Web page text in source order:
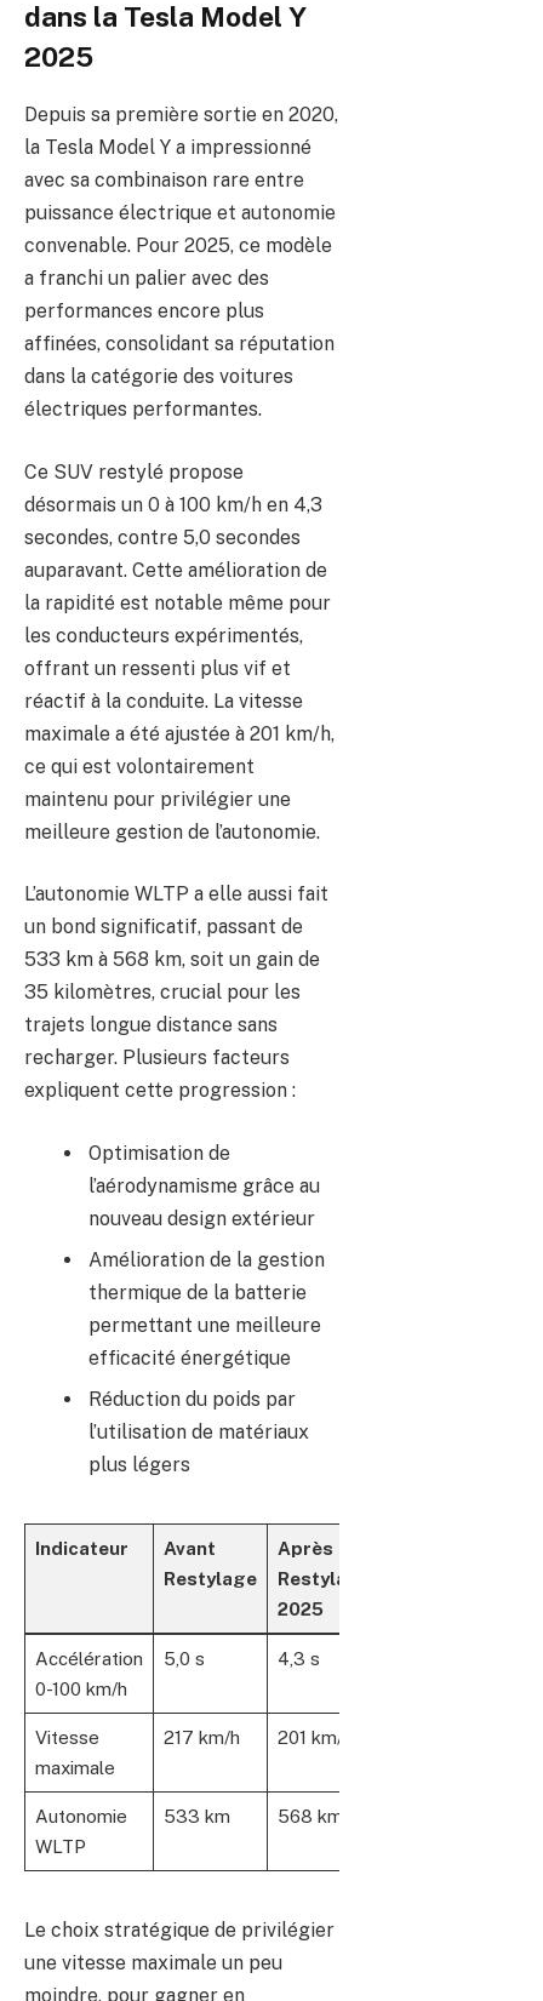
dans la Tesla Model Y
2025
Depuis sa première sortie en 2020,
la Tesla Model Y a impressionné
avec sa combinaison rare entre
puissance électrique et autonomie
convenable. Pour 2025, ce modèle
a franchi un palier avec des
performances encore plus
affinées, consolidant sa réputation
dans la catégorie des voitures
électriques performantes.
Ce SUV restylé propose
désormais un 0 à 100 km/h en 4,3
secondes, contre 5,0 secondes
auparavant. Cette amélioration de
la rapidité est notable même pour
les conducteurs expérimentés,
offrant un ressenti plus vif et
réactif à la conduite. La vitesse
maximale a été ajustée à 201 km/h,
ce qui est volontairement
maintenu pour privilégier une
meilleure gestion de l’autonomie.
L’autonomie WLTP a elle aussi fait
un bond significatif, passant de
533 km à 568 km, soit un gain de
35 kilomètres, crucial pour les
trajets longue distance sans
recharger. Plusieurs facteurs
expliquent cette progression :
Optimisation de
l’aérodynamisme grâce au
nouveau design extérieur
Amélioration de la gestion
thermique de la batterie
permettant une meilleure
efficacité énergétique
Réduction du poids par
l’utilisation de matériaux
plus légers
Indicateur
Avant
Restylage
Après
Restylage
2025
Accélération
0-100 km/h
5,0 s 4,3 s
Vitesse
maximale
217 km/h 201 km/h
Autonomie
WLTP
533 km 568 km
Le choix stratégique de privilégier
une vitesse maximale un peu
moindre, pour gagner en